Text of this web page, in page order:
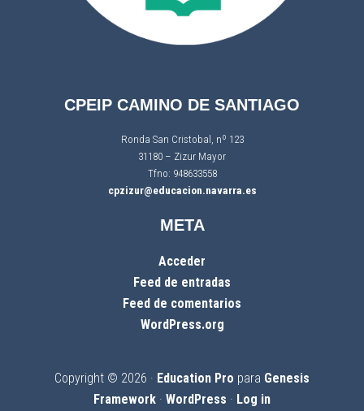
CPEIP CAMINO DE SANTIAGO
Ronda San Cristobal, nº 123
31180 – Zizur Mayor
Tfno: 948633558
cpzizur@educacion.navarra.es
META
Acceder
Feed de entradas
Feed de comentarios
WordPress.org
Copyright © 2026 · Education Pro para Genesis
Framework · WordPress · Log in